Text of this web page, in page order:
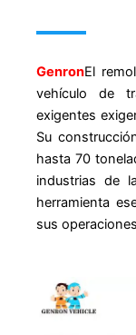
GenronEl
vehículo de
exigentes
Su
hasta 70
industrias de
herramienta
sus